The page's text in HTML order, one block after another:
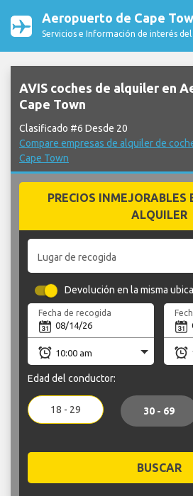
Aeropuerto de Cape
Servicios e Información de interés
AVIS coches de alquiler en
Cape Town
Clasificado #6 Desde 20
Compare empresas de alquiler de
Cape Town
PRECIOS INMEJORABLES
ALQUILER
Lugar de recogida
Devolución en la misma
Fecha de recogida
Edad del conductor:
18 - 29 30 - 69
BUSCAR